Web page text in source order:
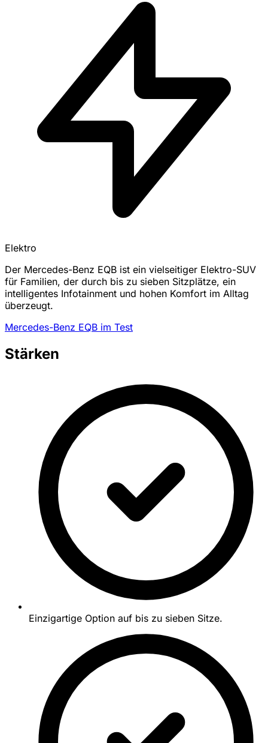
Elektro
Der Mercedes-Benz EQB ist ein vielseitiger Elektro-SUV
für Familien, der durch bis zu sieben Sitzplätze, ein
intelligentes Infotainment und hohen Komfort im Alltag
überzeugt.
Mercedes-Benz EQB im Test
Stärken
Einzigartige Option auf bis zu sieben Sitze.